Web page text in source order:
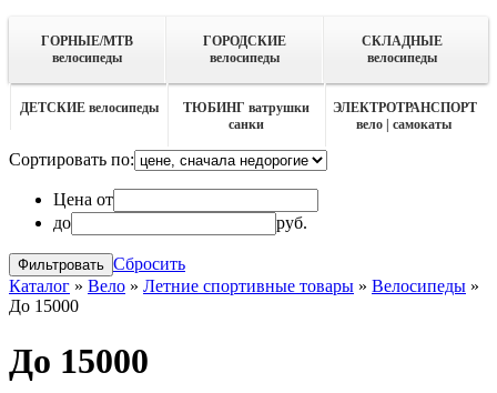
ГОРНЫЕ/MTB
велосипеды
ГОРОДСКИЕ
велосипеды
СКЛАДНЫЕ
велосипеды
ДЕТСКИЕ велосипеды
ТЮБИНГ ватрушки
санки
ЭЛЕКТРОТРАНСПОРТ
вело | самокаты
Сортировать по:
Цена от
до
руб.
Сбросить
Каталог » Вело » Летние спортивные товары » Велосипеды »
До 15000
До 15000